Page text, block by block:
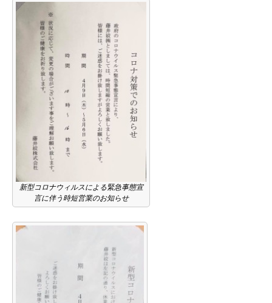
新型コロナウィルスによる緊急事態宣
言に伴う時短営業のお知らせ